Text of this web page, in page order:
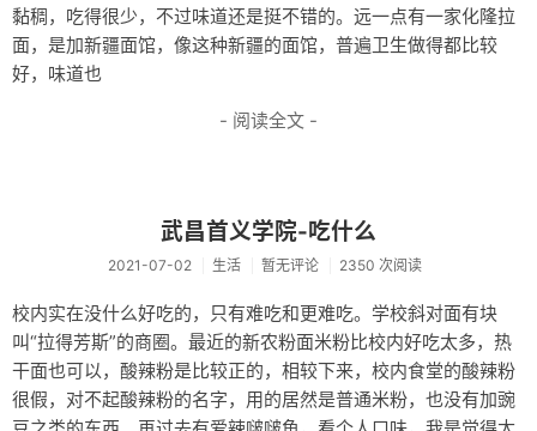
黏稠，吃得很少，不过味道还是挺不错的。远一点有一家化隆拉
面，是加新疆面馆，像这种新疆的面馆，普遍卫生做得都比较
好，味道也
- 阅读全文 -
武昌首义学院-吃什么
2021-07-02 生活 暂无评论 2350 次阅读
校内实在没什么好吃的，只有难吃和更难吃。学校斜对面有块
叫“拉得芳斯”的商圈。最近的新农粉面米粉比校内好吃太多，热
干面也可以，酸辣粉是比较正的，相较下来，校内食堂的酸辣粉
很假，对不起酸辣粉的名字，用的居然是普通米粉，也没有加豌